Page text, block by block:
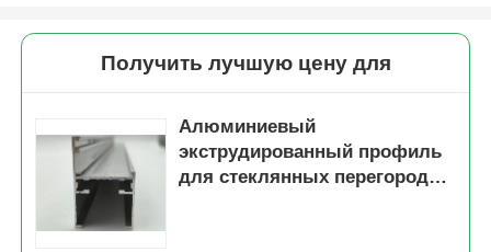
Получить лучшую цену для
Алюминиевый
экструдированный профиль
для стеклянных перегородок,